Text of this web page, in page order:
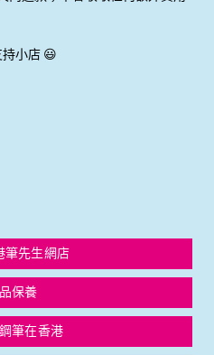
小店 😃
筆先生網店
保養
筆在香港